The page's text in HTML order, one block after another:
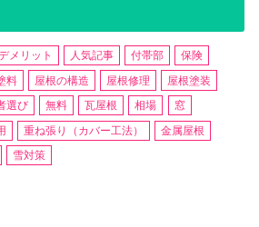
メリット 人気記事 付帯部
保険
料 屋根の構造 屋根修理
屋根塗装
選び 無料 瓦屋根 相場
窓
重ね張り（カバー工法）
金属屋根
雪対策